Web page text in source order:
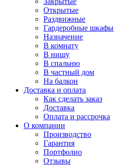
Открытые
Раздвижные
Гардеробные шкафы
Назначение
В комнату
В нишу
В спальню
В частный дом
На балкон
Доставка и оплата
Как сделать заказ
Доставка
Оплата и рассрочка
О компании
Производство
Гарантия
Портфолио
Отзывы